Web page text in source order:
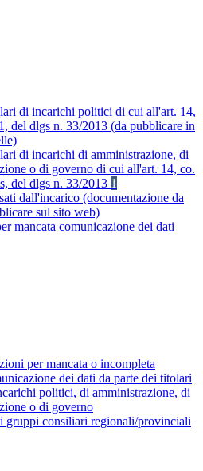
di incarichi politici di cui all'art. 14,
del dlgs n. 33/2013 (da pubblicare in
di incarichi di amministrazione, di
o di governo di cui all'art. 14, co.
del dlgs n. 33/2013 1
dall'incarico (documentazione da
sul sito web)
mancata comunicazione dei dati
per mancata o incompleta
dei dati da parte dei titolari
politici, di amministrazione, di
o di governo
gruppi consiliari regionali/provinciali